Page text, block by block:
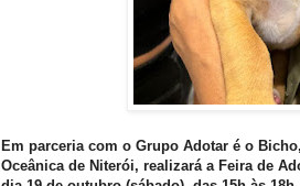
Em parceria com o Grupo Adotar é o
Oceânica de Niterói, realizará a Feira de